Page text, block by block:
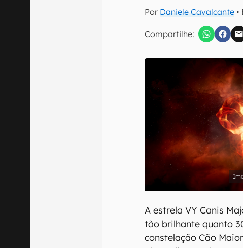
Por Daniele Cavalcante
Compartilhe:
Confirmo que li,
A estrela VY Canis
tão brilhante quanto
constelação Cão